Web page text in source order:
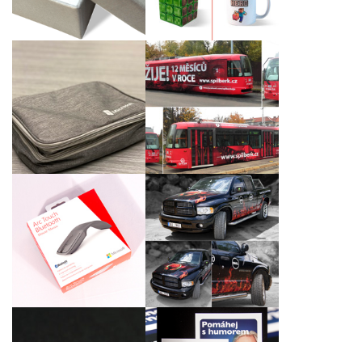
Cestovní set po
nabíjení a s potiskem
pouzdra
Křest tramvaje
ŠPILBERK ŽIJE! podle
našeho grafického
návrhu
Laserové gravírování
bezdrátových myší
Reklamní celoplošný
polep vozu Dodge Ram
1500 pro DELL
Computer, spol. s r.o. a
Intel Czech Tradings,
Inc.